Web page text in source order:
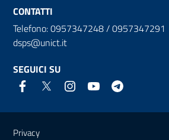
CONTATTI
Telefono: 0957347248 / 0957347291
dsps@unict.it
SEGUICI SU
Link e informazioni utili
Privacy